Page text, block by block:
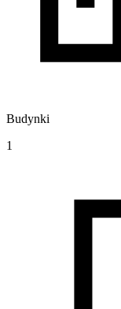
Budynki
1